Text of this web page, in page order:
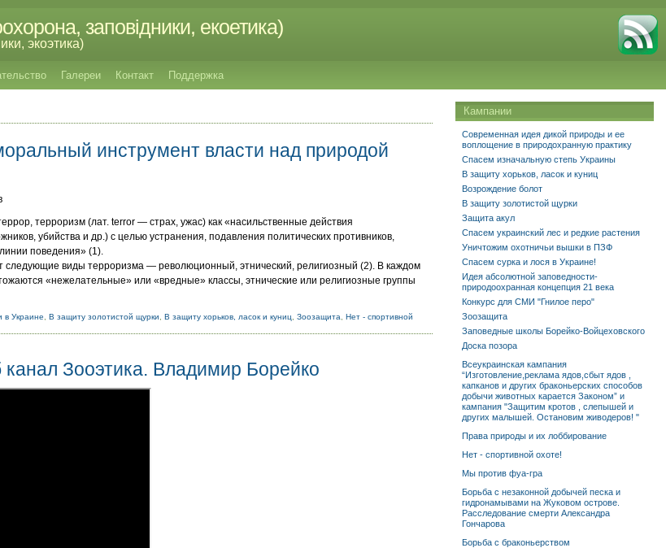
заповідники, екоетика)
экоэтика)
Галереи Контакт Поддержка
инструмент власти над природой
терроризм (лат. terror — страх, ужас) как «насильственные действия
убийства и др.) с целью устранения, подавления политических противников,
поведения» (1).
следующие виды терроризма — революционный, этнический, религиозный (2). В каждом
«нежелательные» или «вредные» классы, этнические или религиозные группы
в Украине ,В защиту золотистой щурки ,В защиту хорьков, ласок и куниц ,Зоозащита ,Нет - спортивной
Зооэтика. Владимир Борейко
Кампании
Современная идея дикой природы и ее
воплощение в природохранную практику
Спасем изначальную степь Украины
В защиту хорьков, ласок и куниц
Возрождение болот
В защиту золотистой щурки
Защита акул
Спасем украинский лес и редкие растения
Уничтожим охотничьи вышки в ПЗФ
Спасем сурка и лося в Украине!
Идея абсолютной заповедности-
природоохранная концепция 21 века
Конкурс для СМИ "Гнилое перо"
Зоозащита
Заповедные школы Борейко-Войцеховского
Доска позора
Всеукраинская кампания
“Изготовление,реклама ядов,сбыт ядов ,
капканов и других браконьерских способов
добычи животных карается Законом” и
кампания "Защитим кротов , слепышей и
других малышей. Остановим живодеров! "
Права природы и их лоббирование
Нет - спортивной охоте!
Мы против фуа-гра
Борьба с незаконной добычей песка и
гидронамывами на Жуковом острове.
Расследование смерти Александра
Гончарова
Борьба с браконьерством